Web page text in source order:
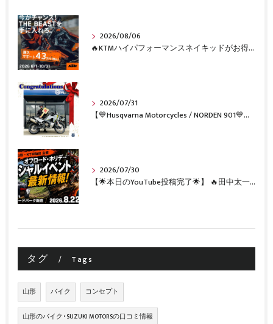
2026/08/06
🔥KTMハイパフォーマンスネイキッドがお得に手に入るチャンス🔥
2026/07/31
【💙Husqvarna Motorcycles / NORDEN 901💙】 ご納車おめでとうございます🎉✨
2026/07/30
【🌟本日のYouTube投稿完了🌟】 🔥田中太一さんをスペシャルゲストに🔥 8月22日(土)オフロード・ホリデー最新情報！！
タグ Tags
山形 バイク コンセプト
山形のバイク･SUZUKI MOTORSの口コミ情報